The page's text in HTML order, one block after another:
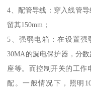
4、配管导线：穿入线管
留其150mm；
5、强弱电箱：在设置
30MA的漏电保护器，分
座等。而控制开关的工作
配。一般情况下，照明